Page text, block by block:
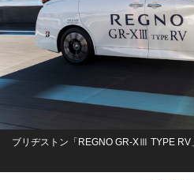
ブリヂストン「REGNO GR-XⅢ TYPE RV